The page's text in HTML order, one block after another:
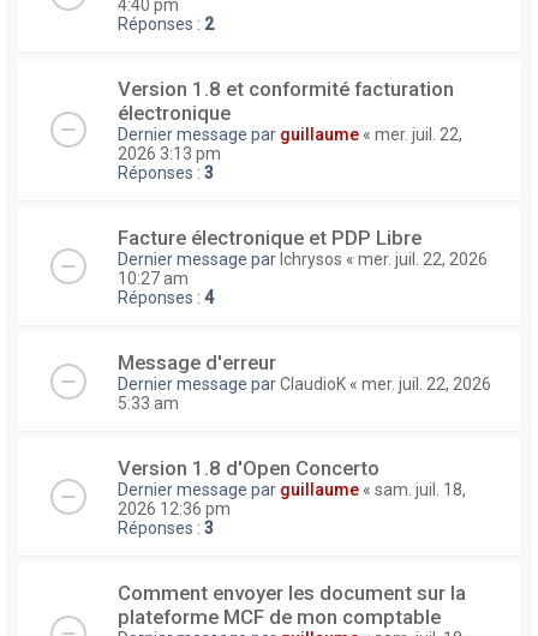
4:40 pm
Réponses : 2
Version 1.8 et conformité facturation
électronique
Dernier message par guillaume « mer. juil. 22,
2026 3:13 pm
Réponses : 3
Facture électronique et PDP Libre
Dernier message par lchrysos « mer. juil. 22, 2026
10:27 am
Réponses : 4
Message d'erreur
Dernier message parClaudioK « mer. juil. 22, 2026
5:33 am
Version 1.8 d'Open Concerto
Dernier message par guillaume « sam. juil. 18,
2026 12:36 pm
Réponses : 3
Comment envoyer les document sur la
plateforme MCF de mon comptable